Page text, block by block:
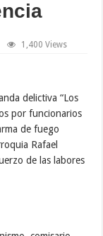
1,400 Views
delictiva “Los
por funcionarios
de fuego
Rafael
de las labores